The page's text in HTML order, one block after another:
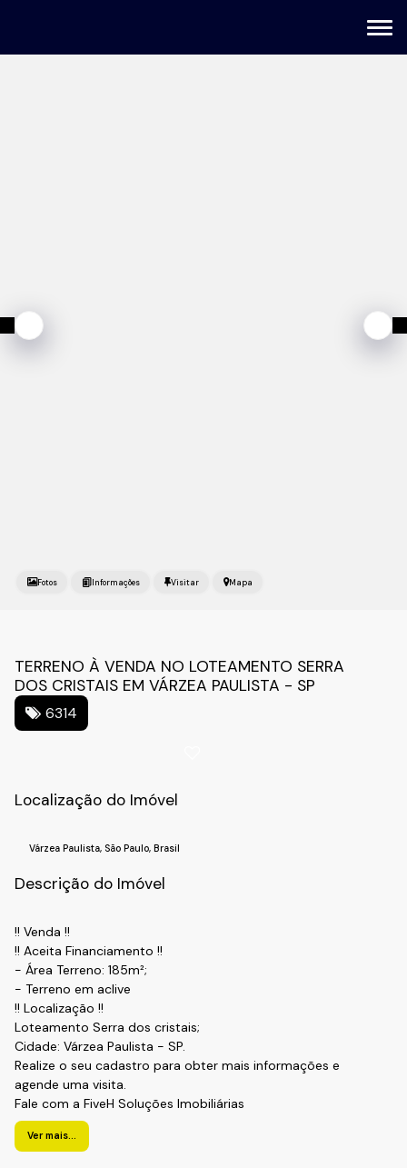
Fotos Mapa
TERRENO À VENDA NO LOTEAMENTO SERRA
DOS CRISTAIS EM VÁRZEA PAULISTA - SP
6314
Localização do Imóvel
Várzea Paulista, São Paulo,Brasil
Descrição do Imóvel
!! Venda !!
!! Aceita Financiamento !!
- Área Terreno: 185m²;
- Terreno em aclive
!! Localização !!
Loteamento Serra dos cristais;
Cidade: Várzea Paulista - SP.
Realize o seu cadastro para obter mais informações e
agende uma visita.
Fale com a FiveH Soluções Imobiliárias
(11) 4492-7939 / (11) 93055-8033 (WhatsApp).
Ver mais...